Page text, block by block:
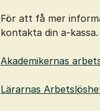
För att få mer
kontakta din a-kassa.
Akademikernas
Lärarnas